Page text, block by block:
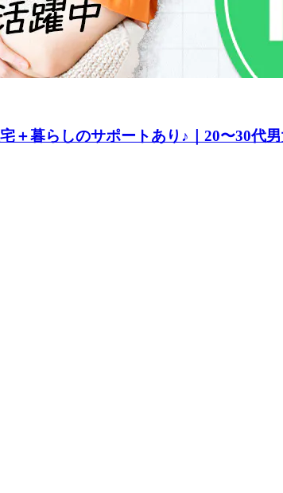
暮らしのサポートあり♪｜20〜30代